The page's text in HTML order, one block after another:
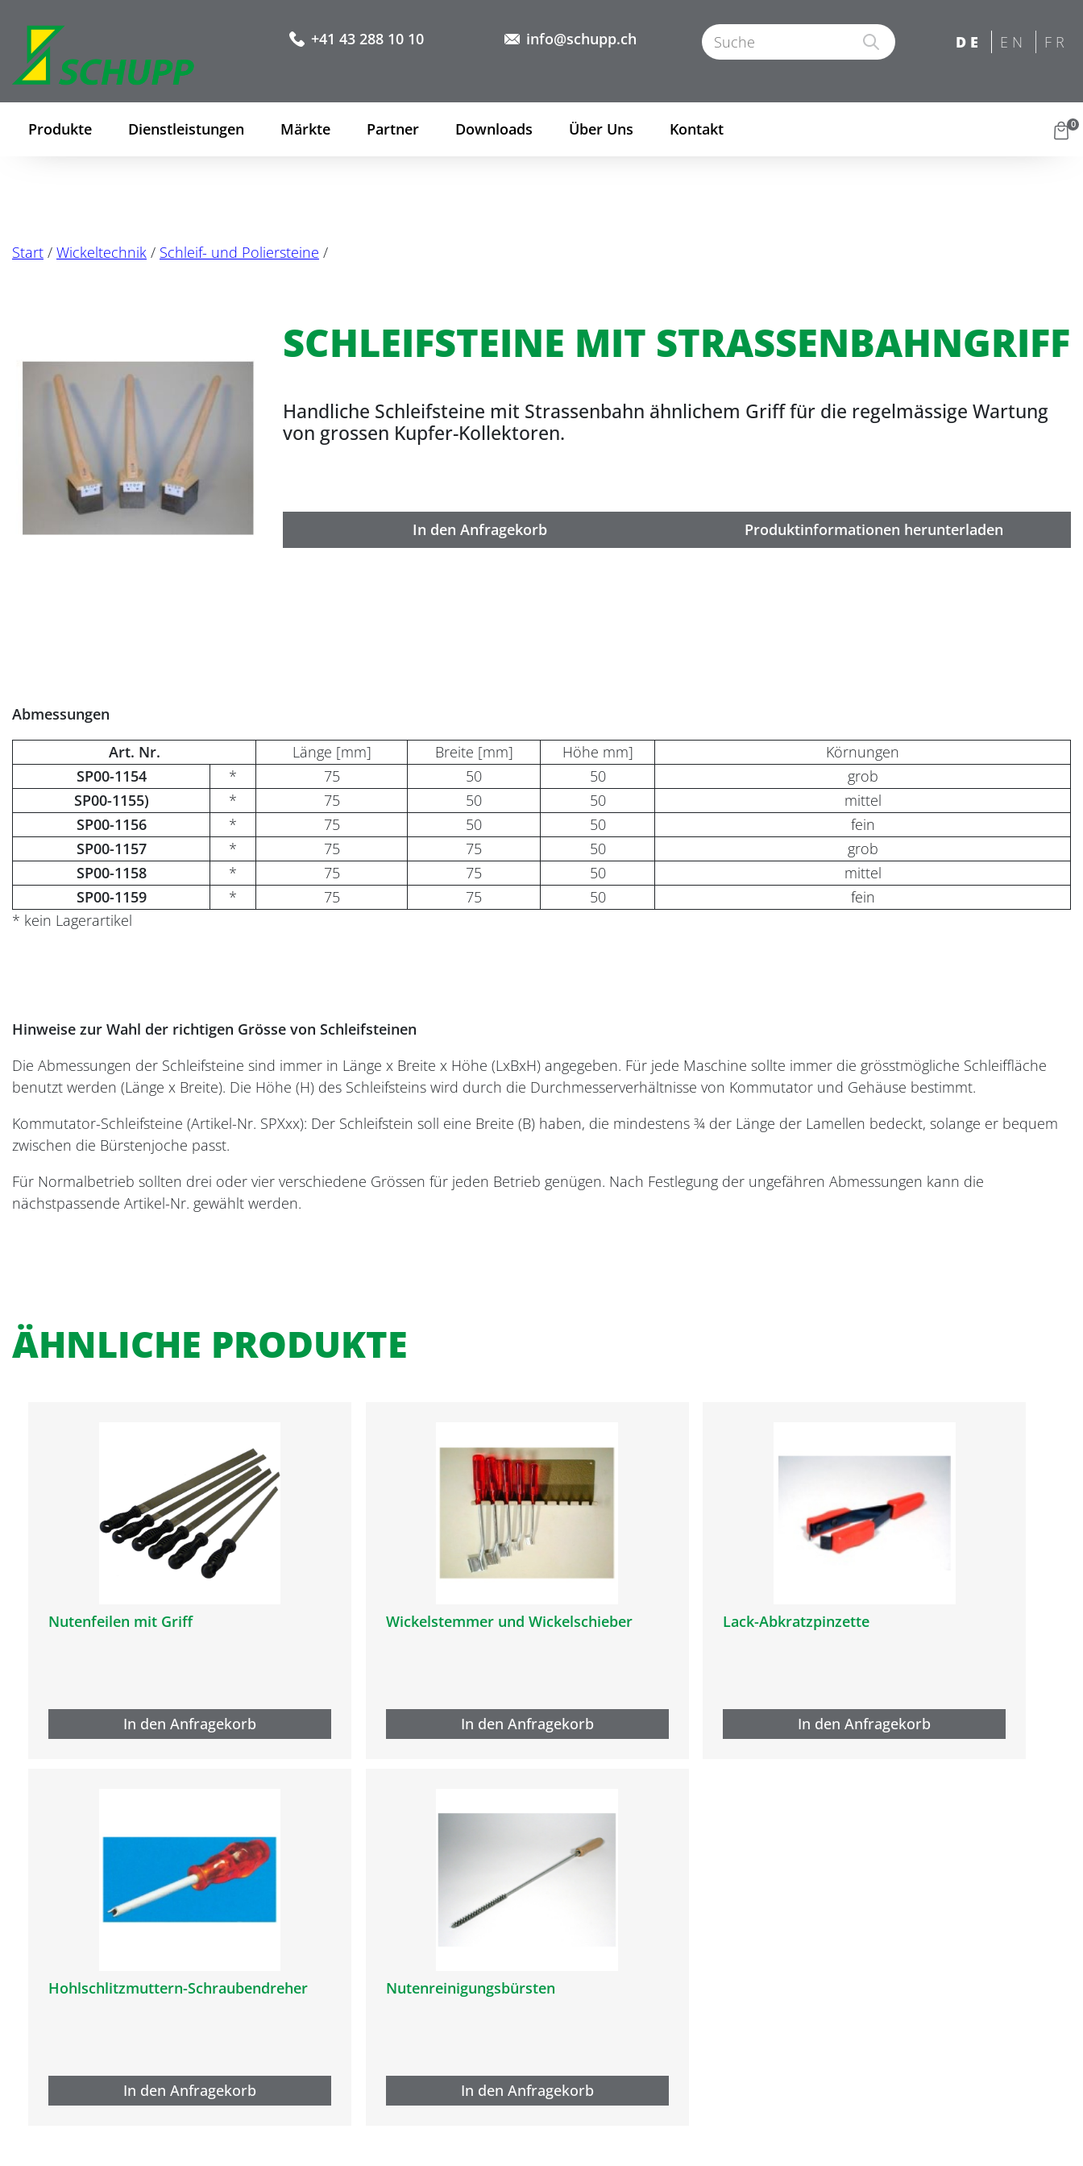
+41 43 288 10 10 info@schupp.ch
Produkte Dienstleistungen Märkte Partner Downloads Über Uns Kontakt 0
Start / Wickeltechnik / Schleif- und Poliersteine /
SCHLEIFSTEINE MIT STRASSENBAHNGRIFF
Handliche Schleifsteine mit Strassenbahn ähnlichem Griff für die regelmässige Wartung
von grossen Kupfer-Kollektoren.
In den Anfragekorb Produktinformationen herunterladen
Abmessungen
Art. Nr.
Länge [mm] Breite [mm] Höhe mm]
Körnungen
SP00-1154
* 75 50 50
grob
SP00-1155) * 75 50 50
mittel
SP00-1156
* 75 50 50
fein
SP00-1157
* 75 75 50
grob
SP00-1158
* 75 75 50
mittel
SP00-1159
* 75 75 50
fein
* kein Lagerartikel
Hinweise zur Wahl der richtigen Grösse von Schleifsteinen
Die Abmessungen der Schleifsteine sind immer in Länge x Breite x Höhe (LxBxH) angegeben. Für jede Maschine sollte immer die grösstmögliche Schleiffläche
benutzt werden (Länge x Breite). Die Höhe (H) des Schleifsteins wird durch die Durchmesserverhältnisse von Kommutator und Gehäuse bestimmt.
Kommutator-Schleifsteine (Artikel-Nr. SPXxx): Der Schleifstein soll eine Breite (B) haben, die mindestens ¾ der Länge der Lamellen bedeckt, solange er bequem
zwischen die Bürstenjoche passt.
Für Normalbetrieb sollten drei oder vier verschiedene Grössen für jeden Betrieb genügen. Nach Festlegung der ungefähren Abmessungen kann die
nächstpassende Artikel-Nr. gewählt werden.
ÄHNLICHE PRODUKTE
Nutenfeilen mit Griff
In den Anfragekorb
Wickelstemmer und Wickelschieber
In den Anfragekorb
Lack-Abkratzpinzette
In den Anfragekorb
Hohlschlitzmuttern-Schraubendreher
In den Anfragekorb
Nutenreinigungsbürsten
In den Anfragekorb